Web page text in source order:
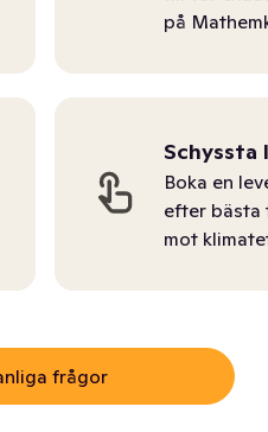
på
Schyssta
Boka en
efter bästa
mot
frågor